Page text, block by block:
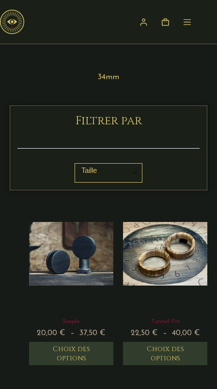
34mm
Filtrer par
Simple
20,00 € – 37,50 €
Choix des
options
Tunnel Fin
22,50 € – 40,00 €
Choix des
options